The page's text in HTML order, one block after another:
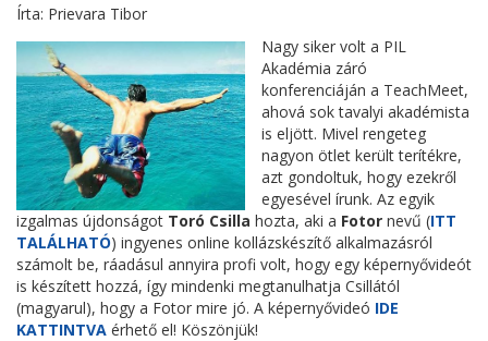
Írta: Prievara Tibor
Nagy siker volt a PIL
Akadémia záró
konferenciáján a TeachMeet,
ahová sok tavalyi akadémista
is eljött. Mivel rengeteg
nagyon ötlet került terítékre,
azt gondoltuk, hogy ezekről
egyesével írunk. Az egyik
izgalmas újdonságot Toró Csilla hozta, aki a Fotor nevű (ITT
TALÁLHATÓ) ingyenes online kollázskészítő alkalmazásról
számolt be, ráadásul annyira profi volt, hogy egy képernyővideót
is készített hozzá, így mindenki megtanulhatja Csillától
(magyarul), hogy a Fotor mire jó. A képernyővideó IDE
KATTINTVA érhető el! Köszönjük!